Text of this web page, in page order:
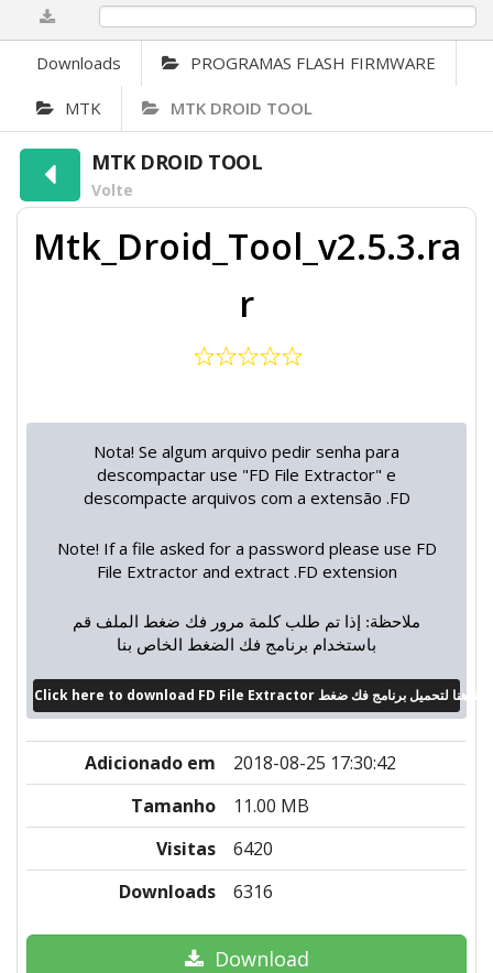
Downloads PROGRAMAS FLASH FIRMWARE
MTK MTK DROID TOOL
MTK DROID TOOL
Volte
Mtk_Droid_Tool_v2.5.3.ra
r
Nota! Se algum arquivo pedir senha para
descompactar use "FD File Extractor" e
descompacte arquivos com a extensão .FD
Note! If a file asked for a password please use FD
File Extractor and extract .FD extension
ملاحظة: إذا تم طلب كلمة مرور فك ضغط الملف قم
باستخدام برنامج فك الضغط الخاص بنا
Click here to download FD File Extractor
Adicionado em
2018-08-25 17:30:42
Tamanho
11.00 MB
Visitas
6420
Downloads
6316
Download